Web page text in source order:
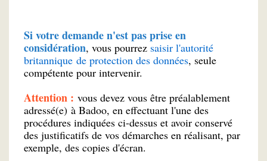
Si votre demande n'est pas prise en
considération, vous pourrez saisir l'autorité
britannique de protection des données, seule
compétente pour intervenir.
Attention : vous devez vous être préalablement
adressé(e) à Badoo, en effectuant l'une des
procédures indiquées ci-dessus et avoir conservé
des justificatifs de vos démarches en réalisant, par
exemple, des copies d'écran.